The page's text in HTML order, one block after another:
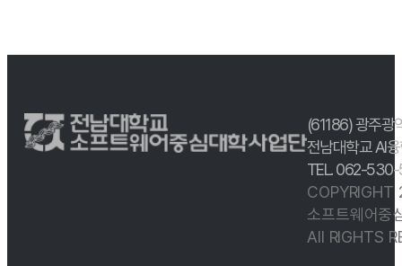
(61186) 광주광
전남대학교 AI
TEL. 062-
COPYRIGHT
소프트웨어중
All RIGHTS